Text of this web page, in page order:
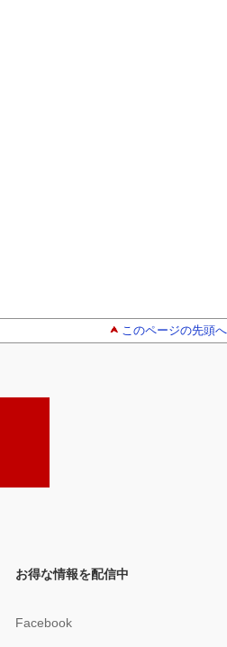
このページの先頭へ
お得な情報を配信中
Facebook